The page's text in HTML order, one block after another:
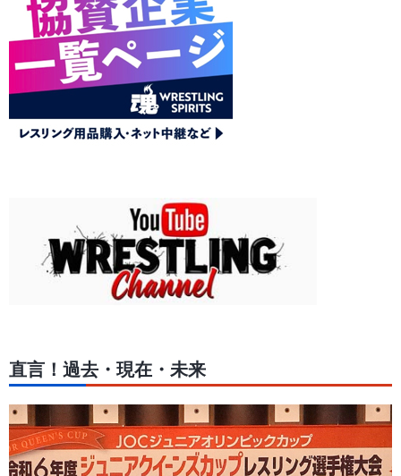
直言！過去・現在・未来